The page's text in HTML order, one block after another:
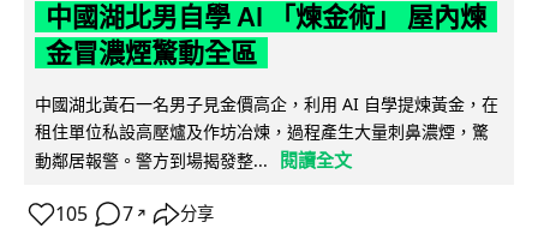
中國湖北男自學 AI 「煉金術」 屋內煉
金冒濃煙驚動全區
中國湖北黃石一名男子見金價高企，利用 AI 自學提煉黃金，在
租住單位私設高壓爐及作坊冶煉，過程產生大量刺鼻濃煙，驚
動鄰居報警。警方到場揭發整...
閱讀全文
105 7 ↗ 分享